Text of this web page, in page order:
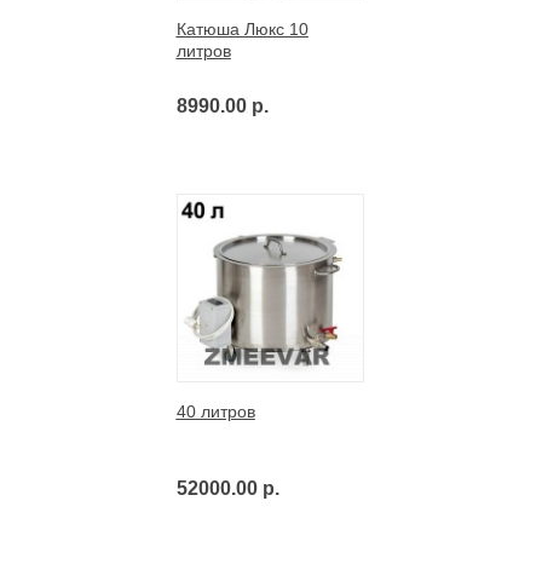
Катюша Люкс 10
литров
8990.00 р.
40 литров
52000.00 р.